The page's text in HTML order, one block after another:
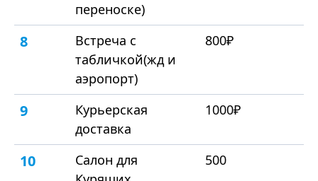
переноске)
8
Встреча с
табличкой(жд и
аэропорт)
800₽
9
Курьерская
доставка
1000₽
10
Салон для
500